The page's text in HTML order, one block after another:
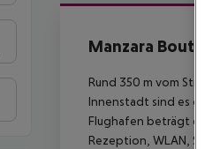
Manzara
Rund 350 m vom
Innenstadt sind es
Flughafen beträgt
Rezeption, WLAN,